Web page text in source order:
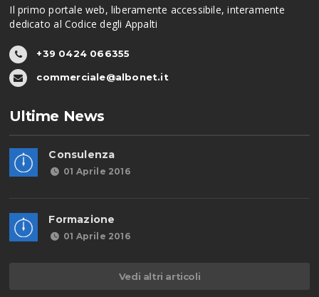
Il primo portale web, liberamente accessibile, interamente
dedicato al Codice degli Appalti
+39 0424 066355
commerciale@albonet.it
Ultime News
Consulenza
01 Aprile 2016
Formazione
01 Aprile 2016
Vedi altri articoli